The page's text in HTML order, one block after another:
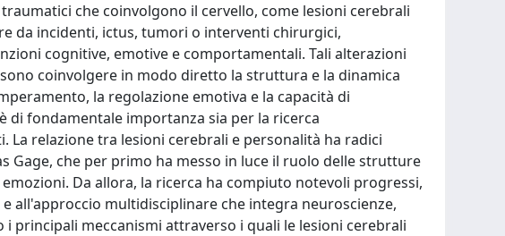
che coinvolgono il cervello, come lesioni cerebrali
da incidenti, ictus, tumori o interventi chirurgici,
cognitive, emotive e comportamentali. Tali alterazioni
coinvolgere in modo diretto la struttura e la dinamica
la regolazione emotiva e la capacità di
di fondamentale importanza sia per la ricerca
relazione tra lesioni cerebrali e personalità ha radici
Gage, che per primo ha messo in luce il ruolo delle strutture
Da allora, la ricerca ha compiuto notevoli progressi,
all'approccio multidisciplinare che integra neuroscienze,
principali meccanismi attraverso i quali le lesioni cerebrali